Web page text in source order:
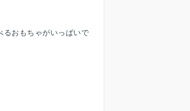
るおもちゃがいっぱいで